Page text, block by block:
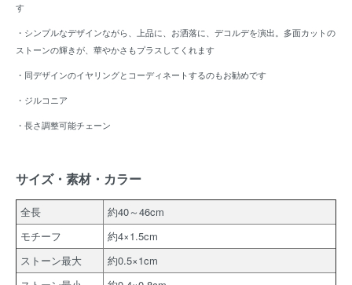
す
・シンプルなデザインながら、上品に、お洒落に、デコルデを演出。多面カットの
ストーンの輝きが、華やかさもプラスしてくれます
・ 同デザインのイヤリングとコーディネートするのもお勧めです
・ジルコニア
・長さ調整可能チェーン
サイズ・素材・カラー
全長
約40～46cm
モチーフ
約4×1.5cm
ストーン最大
約0.5×1cm